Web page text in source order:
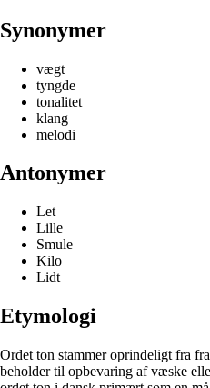
Synonymer
vægt
tyngde
tonalitet
klang
melodi
Antonymer
Let
Lille
Smule
Kilo
Lidt
Etymologi
Ordet ton stammer oprindeligt fra
beholder til opbevaring af væske